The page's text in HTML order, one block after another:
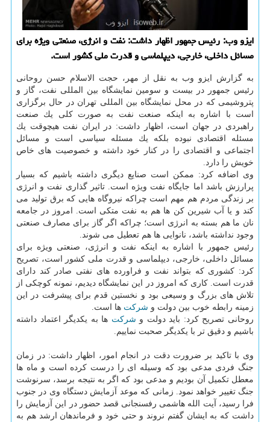
ایزو وب: رئیس جمهور اظهار داشت: نفت و انرژی، صنعتی ویژه برای
مسائل داخلی، خارجی، دیپلماسی و قدرت ملی كشور است.
به گزارش ایزو وب به نقل از مهر، حجت الاسلام حسن روحانی
رئیس جمهور در بیست و سومین نمایشگاه بین المللی نفت، گاز و
پتروشیمی كه در محل نمایشگاه بین المللی تهران در حال برگزاری
است با اشاره به اینكه صنعت نفت به صورت كلی یك صنعت
راهبردی در جهان است، اظهار داشت: در ایران نفت هیچوقت یك
مسئله اقتصادی نبوده بلكه یك مسئله سیاسی است و مسائل
اجتماعی و اقتصادی را در كنار خود داشته و خصوصیت های خاص
خویش را دارد.
وی اضافه كرد: ممكن است صنایع دیگری داشته باشیم كه بسیار
پرارزش باشد اما جایگاه نفت ویژه است. تاثیر گذاری نفت و انرژی
بر زندگی مردم هم مهم است چراكه نیروگاه هایی كه برق تولید می
كند و یا آب شیرین كن ها هم به نفت متكی است. امروز در جامعه
نان ما هم بسته به انرژی است؛ چراكه اگر گاز برای مصارف صنعتی
وجود نداشته باشد، نانوایی ها هم تعطیل می شوند.
رئیس جمهور با اشاره به اینكه نفت و انرژی، صنعتی ویژه برای
مسائل داخلی، خارجی، دیپلماسی و قدرت ملی كشور است، تصریح
كرد: كشوری كه بتواند نفت و فراورده های نفتی صادر كند دارای
قدرت است. كاری كه امروز در این نمایشگاه دیدیم، نمونه كوچكی از
تلاش های بزرگ و وسیعی بود و نخستین قدم برای پیشرفت در این
زمینه رابطه خوب بین دولت و شركت ها است.
روحانی تصریح كرد: باید دولت و شركت ها به یكدیگر اعتماد داشته
باشیم و دقیق تر با یكدیگر صحبت نماییم.
وی با تاكید بر ضرورت دقت در انجام امور، اظهار داشت: در زمان
جنگ فردی مدعی بود كه وسیله ای را درست كرده است و ماه ها
معطل تكمیل آن بودیم و مدعی بود كه اگر به نتیجه برسد، سرنوشت
جنگ تغییر خواهد نمود. زمانی كه موعد آزمایش دستگاه وی در جنوب
فرا رسید، آیت الله هاشمی رفسنجانی قصد حضور در این آزمایش را
داشت كه به ایشان گفتم نروند و حتی خود و فرماندهان ارشد هم به